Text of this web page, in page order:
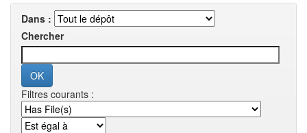
Dans :
Chercher
Filtres courants :